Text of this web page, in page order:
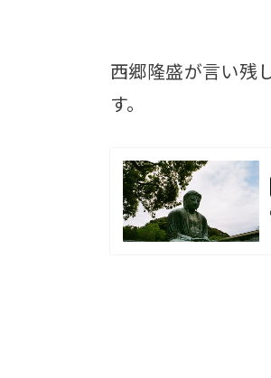
西郷隆盛が言い残
す。